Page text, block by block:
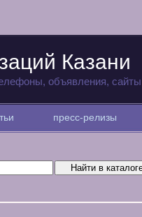
Казани
объявления, сайты
пресс-релизы